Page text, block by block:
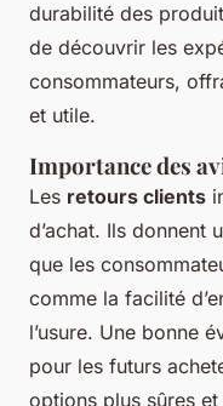
durabilité des
de découvrir les
consommateurs,
et utile.
Importance des
Les retours clients
d’achat. Ils donnent
que les
comme la facilité
l’usure. Une bonne
pour les futurs
options plus sûres